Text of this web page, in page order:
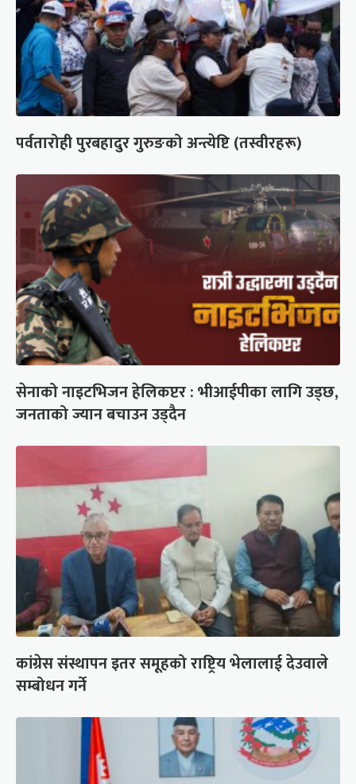
पर्वतारोही पुरबहादुर गुरुङको अन्त्येष्टि (तस्वीरहरू)
सेनाको नाइटभिजन हेलिकप्टर : भीआईपीका लागि उड्छ,
जनताको ज्यान बचाउन उड्दैन
कांग्रेस संस्थापन इतर समूहको राष्ट्रिय भेलालाई देउवाले
सम्बोधन गर्ने